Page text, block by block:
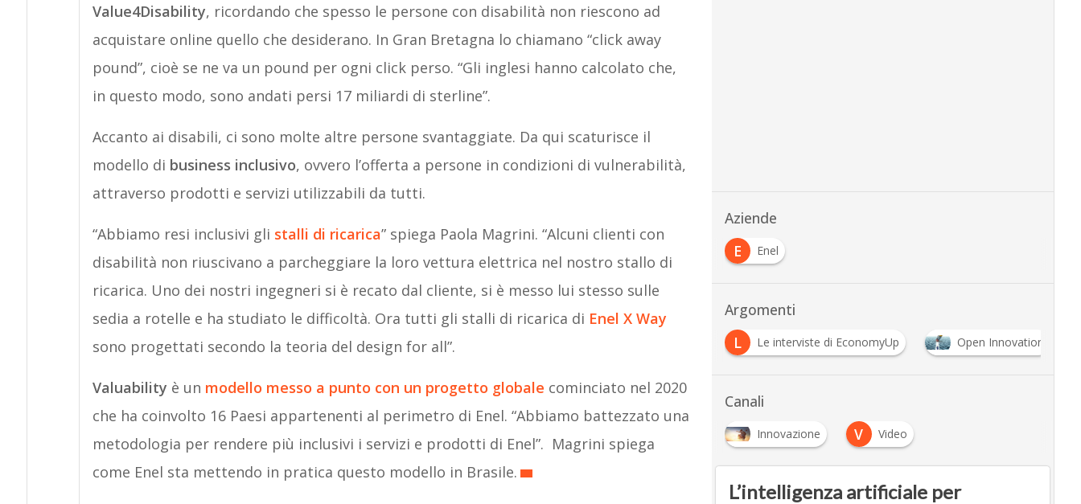
Value4Disability, ricordando che spesso le persone con disabilità non riescono ad
acquistare online quello che desiderano. In Gran Bretagna lo chiamano “click away
pound”, cioè se ne va un pound per ogni click perso. “Gli inglesi hanno calcolato che,
in questo modo, sono andati persi 17 miliardi di sterline”.
Accanto ai disabili, ci sono molte altre persone svantaggiate. Da qui scaturisce il
modello di business inclusivo, ovvero l’offerta a persone in condizioni di vulnerabilità,
attraverso prodotti e servizi utilizzabili da tutti.
“Abbiamo resi inclusivi gli stalli di ricarica” spiega Paola Magrini. “Alcuni clienti con
disabilità non riuscivano a parcheggiare la loro vettura elettrica nel nostro stallo di
ricarica. Uno dei nostri ingegneri si è recato dal cliente, si è messo lui stesso sulle
sedia a rotelle e ha studiato le difficoltà. Ora tutti gli stalli di ricarica di Enel X Way
sono progettati secondo la teoria del design for all”.
Valuability è un modello messo a punto con un progetto globale cominciato nel 2020
che ha coinvolto 16 Paesi appartenenti al perimetro di Enel. “Abbiamo battezzato una
metodologia per rendere più inclusivi i servizi e prodotti di Enel”. Magrini spiega
come Enel sta mettendo in pratica questo modello in Brasile.
Aziende
E
Enel
Argomenti
L Le interviste di EconomyUp Open Innovation
Canali
Innovazione V
Video
L’intelligenza artificiale per